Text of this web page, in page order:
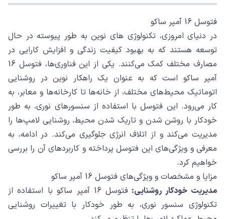
فتوسل 16 آمپر ساکو
در دنیای امروزی، تکنولوژی های نوین به طور پیوسته در حال
توسعه هستند که به بهبود کیفیت زندگی و افزایش کارایی در
مصارف مختلف کمک می‌کنند. یکی از این فناوری‌ها، فتوسل 16
آمپر ساکو است که به عنوان یک راهکار نوین در روشنایی
اتوماتیک محیط‌های مختلف، از خانه‌ها تا کارخانه‌ها و معابر، به
کار می‌رود. این فتوسل با استفاده از سنسورهای نوری، به طور
خودکار با روشن شدن و تاریک شدن محیط، روشنایی لامپ‌ها را
مدیریت می‌کند و از اتلاف انرژی جلوگیری می‌کند. در ادامه، به
معرفی و ویژگی‌های این فتوسل پرداخته و کاربردهای آن را بررسی
خواهیم کرد.
مزایا و مشخصات و ویژگی‌های فتوسل 16 آمپر ساکو
مدیریت خودکار روشنایی:
فتوسل 16 آمپر ساکو با استفاده از
تکنولوژی سنسور نوری، به طور خودکار با تغییرات روشنایی